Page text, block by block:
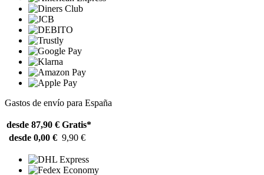
Gastos de envío para España
desde 87,90 € Gratis*
desde 0,00 € 9,90 €